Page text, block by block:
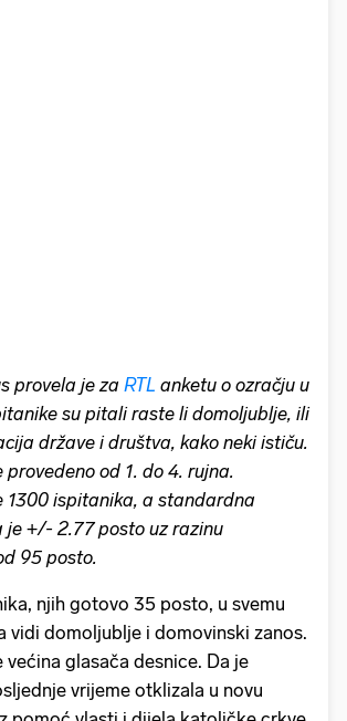
provela je za RTL anketu o ozračju u
su pitali raste li domoljublje, ili
države i društva, kako neki ističu.
od 1. do 4. rujna.
1300 ispitanika, a standardna
je +/- 2.77 posto uz razinu
95 posto.
njih gotovo 35 posto, u svemu
vidi domoljublje i domovinski zanos.
većina glasača desnice. Da je
vrijeme otklizala u novu